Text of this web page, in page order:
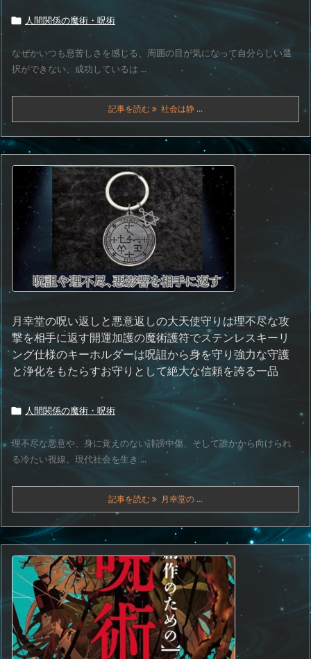
 人間関係の魔術・呪術
なぜかいつも息苦しさを感じる、周囲の目が気になって自分らしい選
択ができない、成功しているは ...
記事を読む 社会は静 ...
月幸堂の呪い返しと悪意返しの大天使守りは理不尽な攻
撃を相手に返す開運加護の魔術護符でステンレスキーリ
ング仕様のキーホルダーは呪詛から身を守り強力な守護
と浄化をもたらすお守りとして絶大な信頼を誇る一品
 人間関係の魔術・呪術
理不尽な悪意や、身に覚えのない誹謗中傷、そして誰かから向けられ
る冷たい視線。現代社会を生き ...
記事を読む 月幸堂の ...